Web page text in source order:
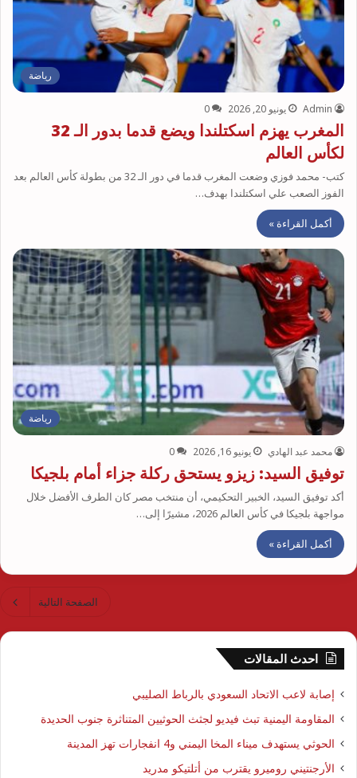
رياضة
Admin يونيو 20, 2026 0
المغرب يهزم اسكتلندا ويضع قدما بدور الـ 32
لكأس العالم
كتب- محمد فوزي وضعت المغرب قدما في دور الـ 32 من بطولة كأس العالم بعد
الفوز الصعب علي اسكتلندا بهدف…
أكمل القراءة »
رياضة
محمد عبد الهادي يونيو 16, 2026 0
توفيق السيد: زيزو يستحق ركلة جزاء أمام بلجيكا
أكد توفيق السيد، الخبير التحكيمي، أن منتخب مصر كان الطرف الأفضل خلال
مواجهة بلجيكا في كأس العالم 2026، مشيرًا إلى…
أكمل القراءة »
الصفحة التالية
احدث المقالات
إصابة لاعب الاتحاد السعودي بالرباط الصليبي
المقاومة اليمنية تبث فيديو لجثث الحوثيين المتناثرة جنوب الحديدة
الحوثي يستهدف ميناء المخا اليمني و4 انفجارات تهز المدينة
الأرجنتيني روميرو يقترب من أتلتيكو مدريد